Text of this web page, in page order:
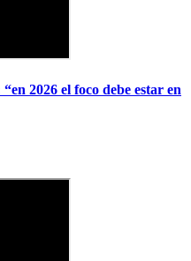
2026 el foco debe estar en